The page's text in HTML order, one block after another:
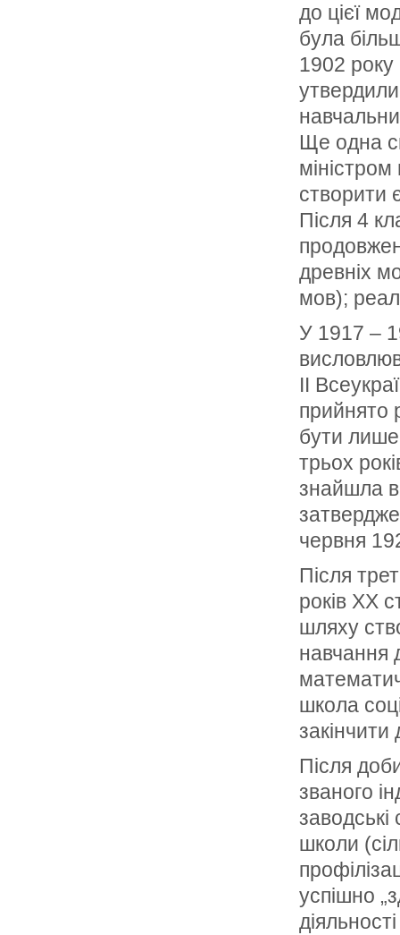
до цієї
була
1902
Ще одна
створити
Після 4
древніх
мов);
У 1917 –
ІІ
прийнято
бути лише
трьох
знайшла
червня
Після
років ХХ
шляху
навчання
школа
Після
званого
заводські
школи
успішно